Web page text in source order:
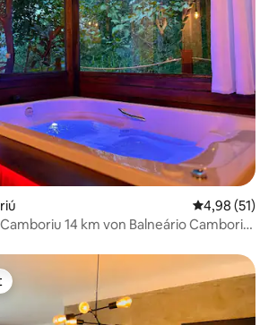
4,98 (51)
Balneário Camboriú